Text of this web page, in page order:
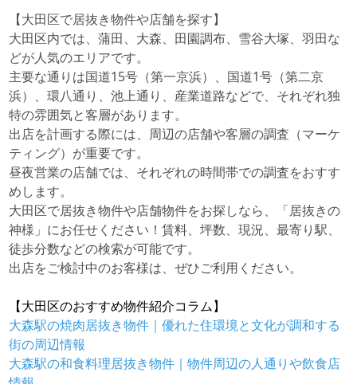
【大田区で居抜き物件や店舗を探す】
大田区内では、蒲田、大森、田園調布、雪谷大塚、羽田な
どが人気のエリアです。
主要な通りは国道15号（第一京浜）、国道1号（第二京
浜）、環八通り、池上通り、産業道路などで、それぞれ独
特の雰囲気と客層があります。
出店を計画する際には、周辺の店舗や客層の調査（マーケ
ティング）が重要です。
昼夜営業の店舗では、それぞれの時間帯での調査をおすす
めします。
大田区で居抜き物件や店舗物件をお探しなら、「居抜きの
神様」にお任せください！賃料、坪数、現況、最寄り駅、
徒歩分数などの検索が可能です。
出店をご検討中のお客様は、ぜひご利用ください。
【大田区のおすすめ物件紹介コラム】
大森駅の焼肉居抜き物件｜優れた住環境と文化が調和する
街の周辺情報
大森駅の和食料理居抜き物件｜物件周辺の人通りや飲食店